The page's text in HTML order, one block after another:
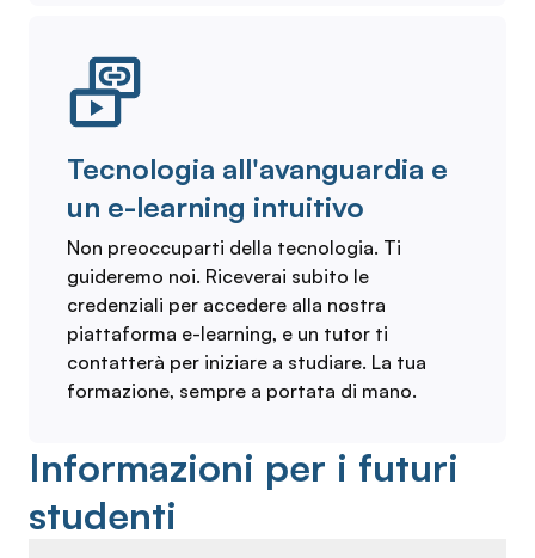
Tecnologia all'avanguardia e
un e-learning intuitivo
Non preoccuparti della tecnologia. Ti
guideremo noi. Riceverai subito le
credenziali per accedere alla nostra
piattaforma e-learning, e un tutor ti
contatterà per iniziare a studiare. La tua
formazione, sempre a portata di mano.
Informazioni per i futuri
studenti